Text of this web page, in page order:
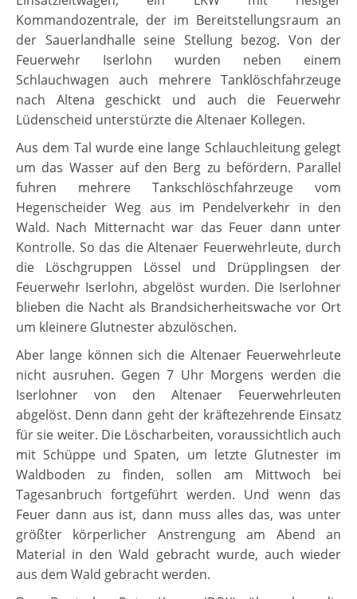
Kommandozentrale, der im Bereitstellungsraum an
der Sauerlandhalle seine Stellung bezog. Von der
Feuerwehr Iserlohn wurden neben einem
Schlauchwagen auch mehrere Tanklöschfahrzeuge
nach Altena geschickt und auch die Feuerwehr
Lüdenscheid unterstürzte die Altenaer Kollegen.
Aus dem Tal wurde eine lange Schlauchleitung gelegt
um das Wasser auf den Berg zu befördern. Parallel
fuhren mehrere Tankschlöschfahrzeuge vom
Hegenscheider Weg aus im Pendelverkehr in den
Wald. Nach Mitternacht war das Feuer dann unter
Kontrolle. So das die Altenaer Feuerwehrleute, durch
die Löschgruppen Lössel und Drüpplingsen der
Feuerwehr Iserlohn, abgelöst wurden. Die Iserlohner
blieben die Nacht als Brandsicherheitswache vor Ort
um kleinere Glutnester abzulöschen.
Aber lange können sich die Altenaer Feuerwehrleute
nicht ausruhen. Gegen 7 Uhr Morgens werden die
Iserlohner von den Altenaer Feuerwehrleuten
abgelöst. Denn dann geht der kräftezehrende Einsatz
für sie weiter. Die Löscharbeiten, voraussichtlich auch
mit Schüppe und Spaten, um letzte Glutnester im
Waldboden zu finden, sollen am Mittwoch bei
Tagesanbruch fortgeführt werden. Und wenn das
Feuer dann aus ist, dann muss alles das, was unter
größter körperlicher Anstrengung am Abend an
Material in den Wald gebracht wurde, auch wieder
aus dem Wald gebracht werden.